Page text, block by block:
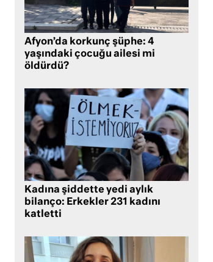
Afyon’da korkunç şüphe: 4
yaşındaki çocuğu ailesi mi
öldürdü?
Kadına şiddette yedi aylık
bilanço: Erkekler 231 kadını
katletti